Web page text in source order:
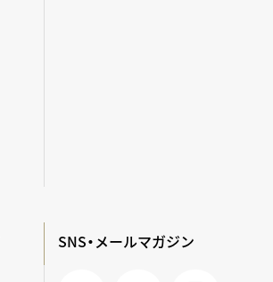
SNS・メールマガジン